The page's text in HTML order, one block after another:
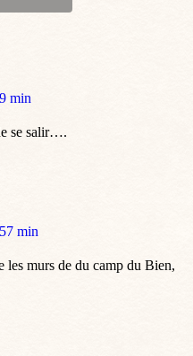
min
se salir….
min
les murs de du camp du Bien,